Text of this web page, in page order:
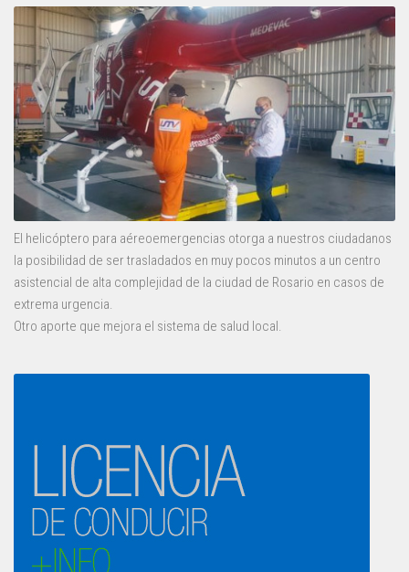
El helicóptero para aéreoemergencias otorga a nuestros ciudadanos
la posibilidad de ser trasladados en muy pocos minutos a un centro
asistencial de alta complejidad de la ciudad de Rosario en casos de
extrema urgencia.
Otro aporte que mejora el sistema de salud local.